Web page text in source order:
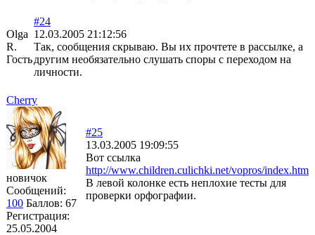
Olga
R.
Гость
#24
12.03.2005 21:12:56
Так, сообщения скрываю. Вы их прочтете в рассылке, а
другим необязательно слушать споры с переходом на
личности.
Cherry
новичок
Сообщений:
100 Баллов: 67
Регистрация:
25.05.2004
#25
13.03.2005 19:09:55
Вот ссылка
http://www.children.culichki.net/vopros/index.htm
В левой колонке есть неплохие тесты для
проверки орфографии.